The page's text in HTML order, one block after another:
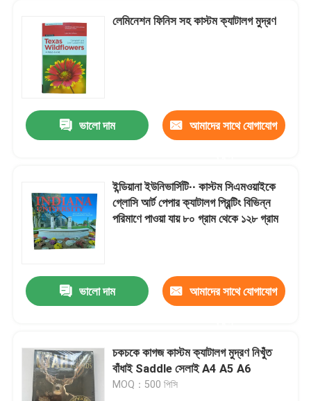
লেমিনেশন ফিনিস সহ কাস্টম ক্যাটালগ মুদ্রণ
ভালো দাম আমাদের সাথে যোগাযোগ
ইন্ডিয়ানা ইউনিভার্সিটি∙∙ কাস্টম সিএমওয়াইকে
গ্লোসি আর্ট পেপার ক্যাটালগ প্রিন্টিং বিভিন্ন
পরিমাণে পাওয়া যায় ৮০ গ্রাম থেকে ১২৮ গ্রাম
ভালো দাম আমাদের সাথে যোগাযোগ
চকচকে কাগজ কাস্টম ক্যাটালগ মুদ্রণ নিখুঁত
বাঁধাই Saddle সেলাই A4 A5 A6
MOQ：500 পিসি